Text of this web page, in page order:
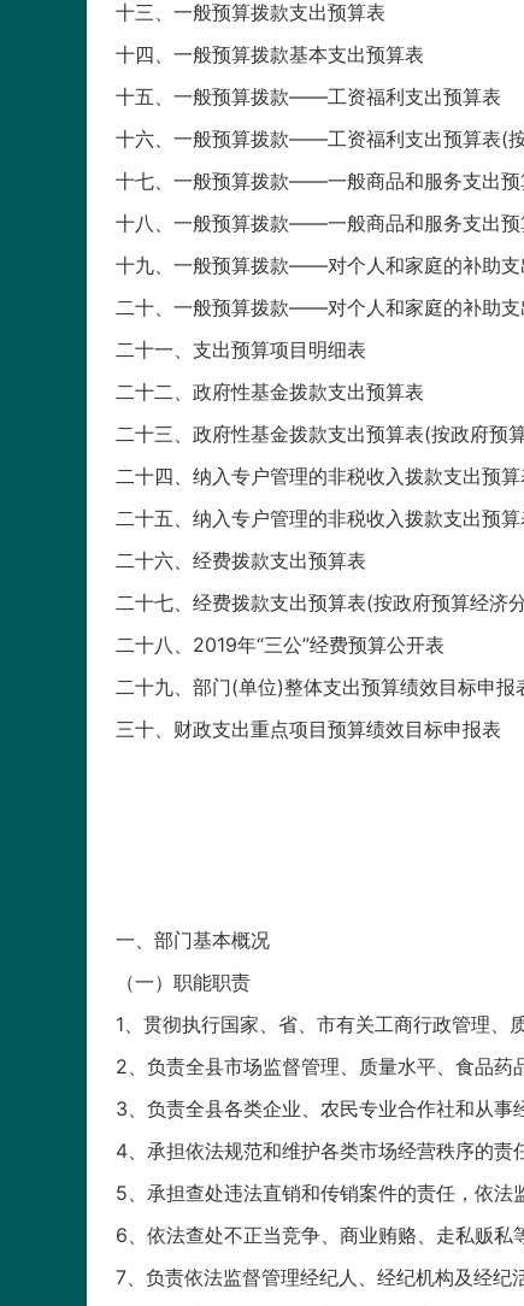
十三、一般预算拨款支出预算表
十四、一般预算拨款基本支出预算表
十五、一般预算拨款——工资福利支出预算表
十六、一般预算拨款——工资福利支出预算表(
十七、一般预算拨款——一般商品和服务支出预
十八、一般预算拨款——一般商品和服务支出预
十九、一般预算拨款——对个人和家庭的补助支
二十、一般预算拨款——对个人和家庭的补助支
二十一、支出预算项目明细表
二十二、政府性基金拨款支出预算表
二十三、政府性基金拨款支出预算表(按政府预
二十四、纳入专户管理的非税收入拨款支出预算
二十五、纳入专户管理的非税收入拨款支出预
二十六、经费拨款支出预算表
二十七、经费拨款支出预算表(按政府预算经济
二十八、2019年“三公”经费预算公开表
二十九、部门(单位)整体支出预算绩效目标申报
三十、财政支出重点项目预算绩效目标申报表
一、部门基本概况
（一）职能职责
1、贯彻执行国家、省、市有关工商行政管理、
2、负责全县市场监督管理、质量水平、食品药
3、负责全县各类企业、农民专业合作社和从事
4、承担依法规范和维护各类市场经营秩序的责
5、承担查处违法直销和传销案件的责任，依法
6、依法查处不正当竞争、商业贿赂、走私贩私
7、负责依法监督管理经纪人、经纪机构及经纪